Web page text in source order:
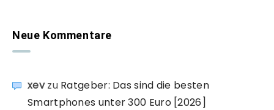
Neue Kommentare
xevzu Ratgeber: Das sind die besten
Smartphones unter 300 Euro [2026]